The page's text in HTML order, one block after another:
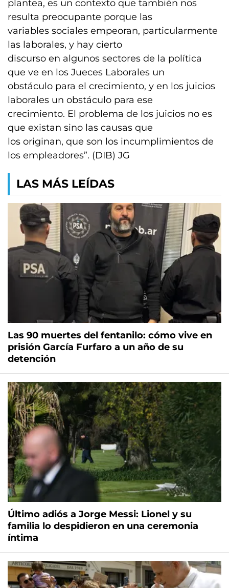
plantea, es un contexto que también nos
resulta preocupante porque las
variables sociales empeoran, particularmente
las laborales, y hay cierto
discurso en algunos sectores de la política
que ve en los Jueces Laborales un
obstáculo para el crecimiento, y en los juicios
laborales un obstáculo para ese
crecimiento. El problema de los juicios no es
que existan sino las causas que
los originan, que son los incumplimientos de
los empleadores”. (DIB) JG
LAS MÁS LEÍDAS
Las 90 muertes del fentanilo: cómo vive en
prisión García Furfaro a un año de su
detención
Último adiós a Jorge Messi: Lionel y su
familia lo despidieron en una ceremonia
íntima